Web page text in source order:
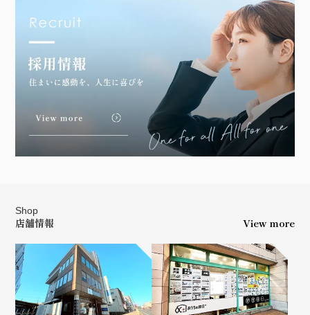
Shop
店舗情報 View more